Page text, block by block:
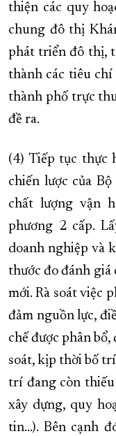
thiện các quy
chung đô thị
phát triển đô thị,
thành các tiêu
thành phố trực
đề ra.
(4) Tiếp tục thực
chiến lược của
chất lượng vận
phương 2 cấp.
doanh nghiệp và
thước đo đánh giá
mới. Rà soát việc
đảm nguồn lực,
chế được phân
soát, kịp thời bố
trí đang còn
xây dựng, quy
tin…). Bên cạnh